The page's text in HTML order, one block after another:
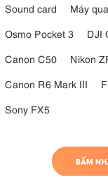
Sound card
Máy
Osmo Pocket 3
DJI
Canon C50
Nikon
Canon R6 Mark III
Sony FX5